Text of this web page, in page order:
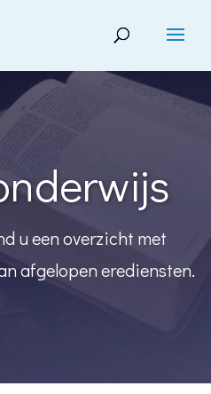
u een overzicht met
afgelopen erediensten.